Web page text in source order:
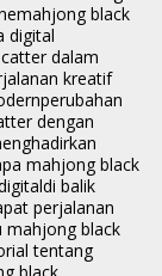
mahjong black
digital
dalam
kreatif
perubahan
dengan
mahjong black
di balik
perjalanan
mahjong black
tentang